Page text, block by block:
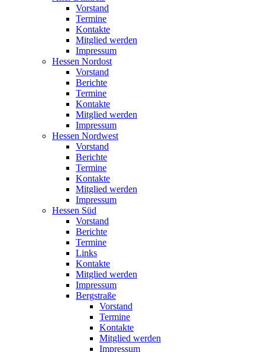
Vorstand
Termine
Kontakte
Mitglied werden
Impressum
Hessen Nordost
Vorstand
Berichte
Termine
Kontakte
Mitglied werden
Impressum
Hessen Nordwest
Vorstand
Berichte
Termine
Kontakte
Mitglied werden
Impressum
Hessen Süd
Vorstand
Berichte
Termine
Links
Kontakte
Mitglied werden
Impressum
Bergstraße
Vorstand
Termine
Kontakte
Mitglied werden
Impressum